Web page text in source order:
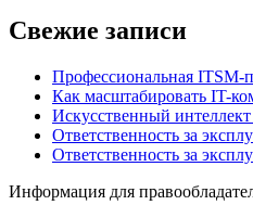
Свежие записи
Профессиональная ITSM-
Как масштабировать IT-
Искусственный
Ответственность за
Ответственность за
Информация для